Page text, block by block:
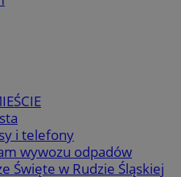
i telefony
wywozu odpadów
Święte w Rudzie Śląskiej